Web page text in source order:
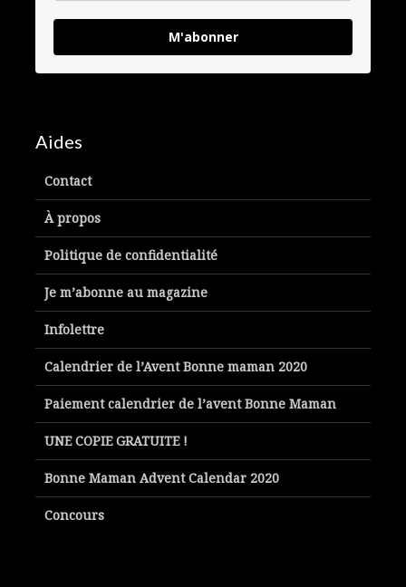
M'abonner
Aides
Contact
À propos
Politique de confidentialité
Je m’abonne au magazine
Infolettre
Calendrier de l’Avent Bonne maman 2020
Paiement calendrier de l’avent Bonne Maman
UNE COPIE GRATUITE !
Bonne Maman Advent Calendar 2020
Concours